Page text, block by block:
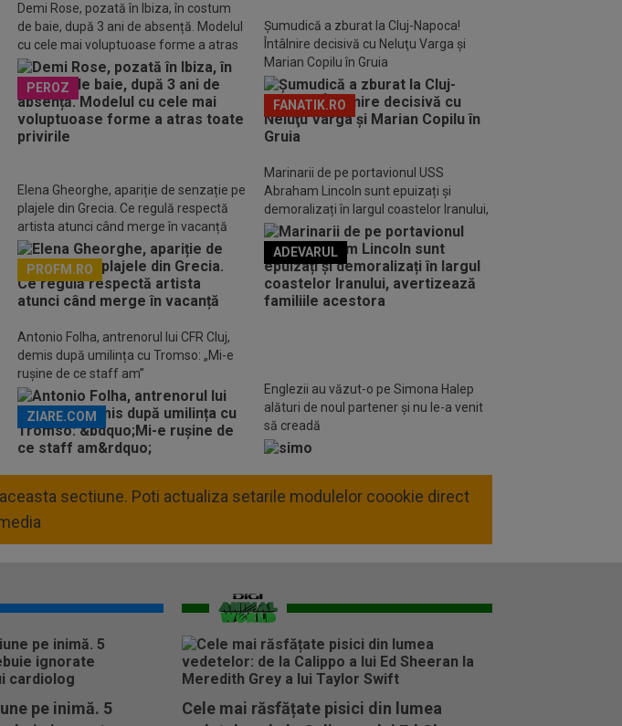
Demi Rose, pozată în Ibiza, în costum
de baie, după 3 ani de absență. Modelul
cu cele mai voluptuoase forme a atras
toate privirile
PEROZ
Șumudică a zburat la Cluj-Napoca!
Întâlnire decisivă cu Neluţu Varga şi
Marian Copilu în Gruia
FANATIK.RO
Elena Gheorghe, apariție de senzație pe
plajele din Grecia. Ce regulă respectă
artista atunci când merge în vacanță
PROFM.RO
Marinarii de pe portavionul USS
Abraham Lincoln sunt epuizați și
demoralizați în largul coastelor Iranului,
avertizează familiile acestora
ADEVARUL
Antonio Folha, antrenorul lui CFR Cluj,
demis după umilința cu Tromso: „Mi-e
rușine de ce staff am”
ZIARE.COM
Englezii au văzut-o pe Simona Halep
alături de noul partener și nu le-a venit
să creadă
sectiune. Poti actualiza setarile modulelor coookie direct
pe inimă. 5
Cele mai răsfățate pisici din lumea